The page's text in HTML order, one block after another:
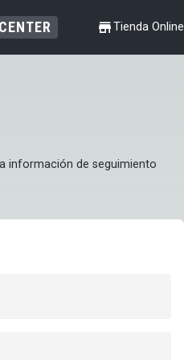
shopTienda Online
información de seguimiento